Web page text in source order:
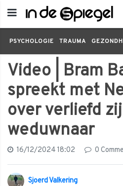
PSYCHOLOGIE TRAUMA
Video | Bram
spreekt met
over verliefd
weduwnaar
16/12/2024 18:02 0
Sjoerd Valkering